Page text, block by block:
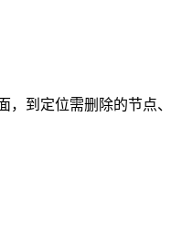
到定位需删除的节点